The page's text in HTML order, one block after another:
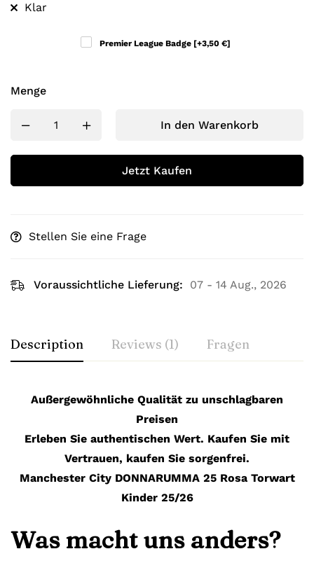
Klar
Premier League Badge [+3,50 €]
Menge
In den Warenkorb
Jetzt Kaufen
Stellen Sie eine Frage
Voraussichtliche Lieferung: 07 - 14 Aug., 2026
Description Reviews (1) Fragen
Außergewöhnliche Qualität zu unschlagbaren
Preisen
Erleben Sie authentischen Wert. Kaufen Sie mit
Vertrauen, kaufen Sie sorgenfrei.
Manchester City DONNARUMMA 25 Rosa Torwart
Kinder 25/26
Was macht uns anders?